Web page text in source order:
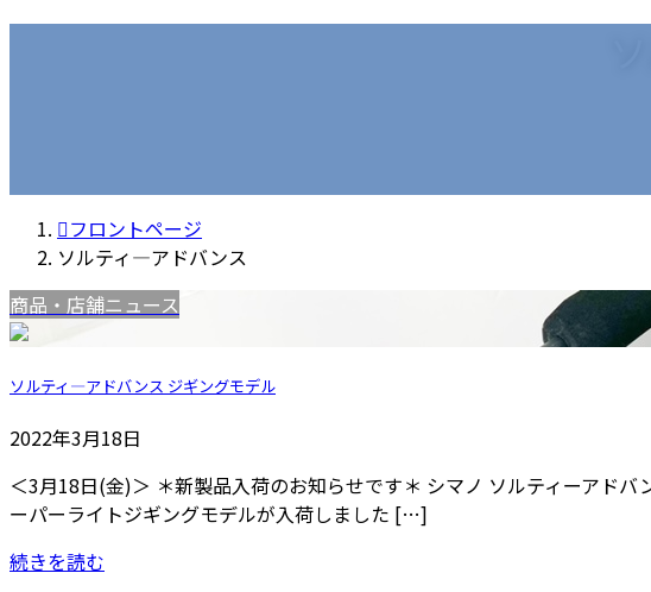
フロントページ
ソルティ―アドバンス
商品・店舗ニュース
ソルティ―アドバンス ジギングモデル
2022年3月18日
＜3月18日(金)＞ ＊新製品入荷のお知らせです＊ シマノ ソルティーアド
ーパーライトジギングモデルが入荷しました […]
続きを読む